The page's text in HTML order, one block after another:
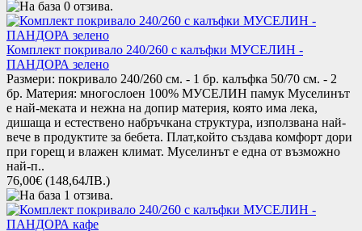
Комплект покривало 240/260 с калъфки МУСЕЛИН -
ПАНДОРА зелено
Размери: покривало 240/260 см. - 1 бр. калъфка 50/70 см. - 2
бр. Материя: многослоен 100% МУСЕЛИН памук Муселинът
е най-меката и нежна на допир материя, която има лека,
дишаща и естествено набръчкана структура, използвана най-
вече в продуктите за бебета. Плат,който създава комфорт дори
при горещ и влажен климат. Муселинът е една от възможно
най-п..
76,00€ (148,64ЛВ.)